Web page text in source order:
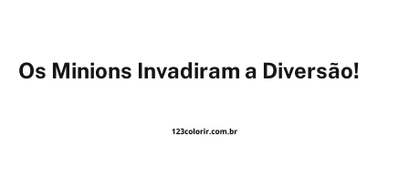
Os Minions Invadiram a Diversão!